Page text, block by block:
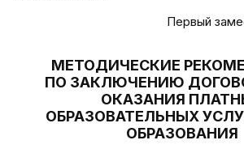
Первый
МЕТОДИЧЕСКИЕ
ПО ЗАКЛЮЧЕНИЮ
ОКАЗАНИЯ
ОБРАЗОВАТЕЛЬНЫХ
ОБРАЗОВАНИЯ